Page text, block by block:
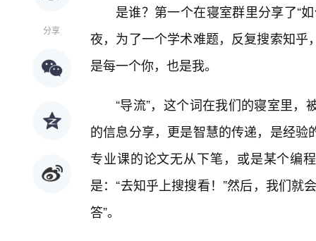
分享
是谁？第一个在寝室群里分享了“
夜，为了一个学术难题，反复搜索知
是每一个你，也是我。
“导流”，这个词在我们的寝室里
的信息分享，更是智慧的传递，是经
专业课的论文无从下笔，或是某个编
是：“去知乎上搜搜看！”然后，我们就
答”。